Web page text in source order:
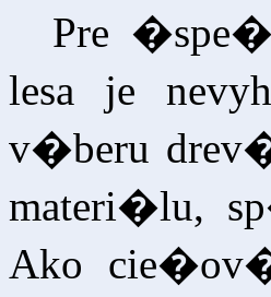
Pre
lesa je
v�beru
materi�lu,
Ako